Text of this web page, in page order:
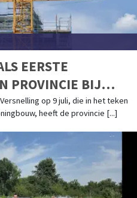
EERSTE
PROVINCIE BIJ
op 9 juli, die in het teken
heeft de provincie [...]